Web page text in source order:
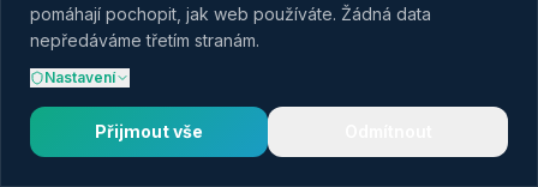
pomáhají pochopit, jak web používáte. Žádná data
nepředáváme třetím stranám.
Nastavení
Přijmout vše